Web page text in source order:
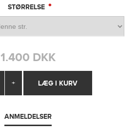
STØRRELSE *
1.400 DKK
+
ANMELDELSER